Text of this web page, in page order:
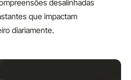
desalinhadas
que impactam
diariamente.